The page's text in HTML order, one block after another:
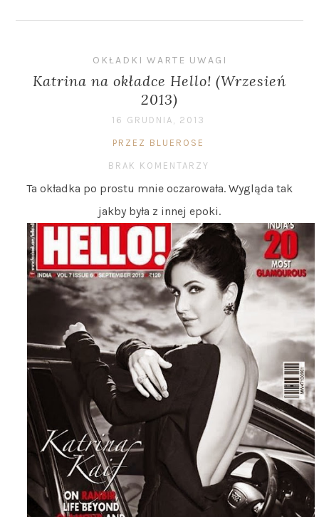
OKŁADKI WARTE UWAGI
Katrina na okładce Hello! (Wrzesień
2013)
16 GRUDNIA, 2013
PRZEZ BLUEROSE
BRAK KOMENTARZY
Ta okładka po prostu mnie oczarowała. Wygląda tak
jakby była z innej epoki.